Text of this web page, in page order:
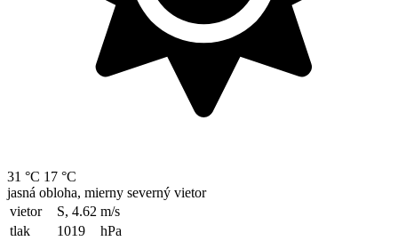
31 °C 17 °C
jasná obloha, mierny severný vietor
vietor
S, 4.62 m/s
tlak
1019
hPa